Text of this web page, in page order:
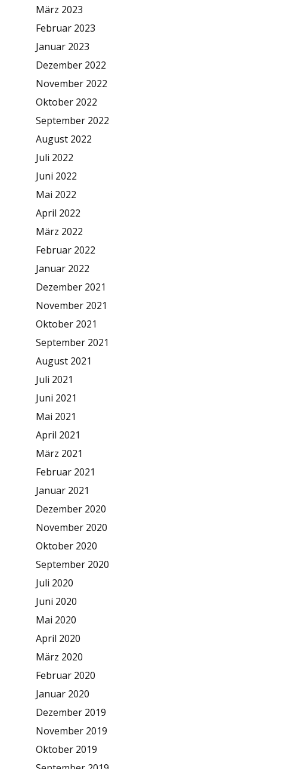
März 2023
Februar 2023
Januar 2023
Dezember 2022
November 2022
Oktober 2022
September 2022
August 2022
Juli 2022
Juni 2022
Mai 2022
April 2022
März 2022
Februar 2022
Januar 2022
Dezember 2021
November 2021
Oktober 2021
September 2021
August 2021
Juli 2021
Juni 2021
Mai 2021
April 2021
März 2021
Februar 2021
Januar 2021
Dezember 2020
November 2020
Oktober 2020
September 2020
Juli 2020
Juni 2020
Mai 2020
April 2020
März 2020
Februar 2020
Januar 2020
Dezember 2019
November 2019
Oktober 2019